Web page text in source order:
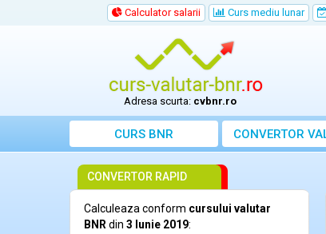
Calculator salarii Curs mediu lunar
Adresa scurta: cvbnr.ro
CURS BNR CONVERTOR
CONVERTOR RAPID
Calculeaza conform cursului valutar
BNR din 3 Iunie 2019: